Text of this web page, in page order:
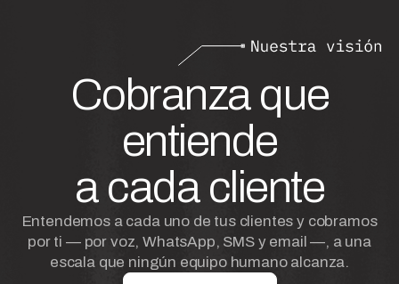
Cobranza que
entiende
a cada cliente
Entendemos a cada uno de tus clientes y cobramos
por ti — por voz, WhatsApp, SMS y email —, a una
escala que ningún equipo humano alcanza.